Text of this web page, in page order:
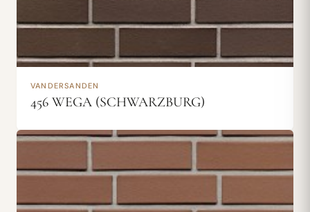
VANDERSANDEN
456 WEGA (SCHWARZBURG)